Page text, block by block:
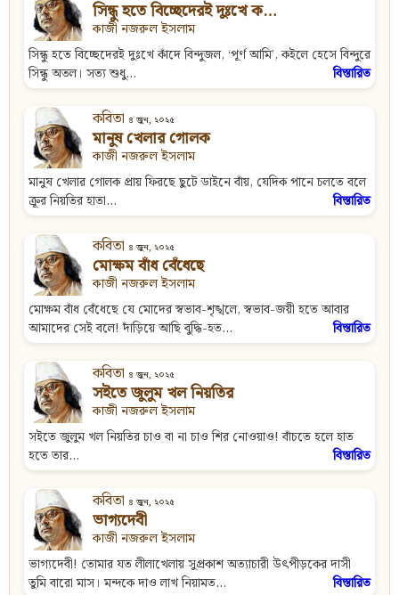
সিন্ধু হতে বিচ্ছেদেরই দুঃখে ক…
কাজী নজরুল ইসলাম
সিন্ধু হতে বিচ্ছেদেরই দুঃখে কাঁদে বিন্দুজল, ‘পূর্ণ আমি’, কইলে হেসে বিন্দুরে
সিন্ধু অতল। সত্য শুধু...
বিস্তারিত
কবিতা ৪ জুন, ২০২৫
মানুষ খেলার গোলক
কাজী নজরুল ইসলাম
মানুষ খেলার গোলক প্রায় ফিরছে ছুটে ডাইনে বাঁয়, যেদিক পানে চলতে বলে
ক্রূর নিয়তির হাতা...
বিস্তারিত
কবিতা ৪ জুন, ২০২৫
মোক্ষম বাঁধ বেঁধেছে
কাজী নজরুল ইসলাম
মোক্ষম বাঁধ বেঁধেছে যে মোদের স্বভাব-শৃঙ্খলে, স্বভাব-জয়ী হতে আবার
আমাদের সেই বলে! দাঁড়িয়ে আছি বুদ্ধি-হত...
বিস্তারিত
কবিতা ৪ জুন, ২০২৫
সইতে জুলুম খল নিয়তির
কাজী নজরুল ইসলাম
সইতে জুলুম খল নিয়তির চাও বা না চাও শির নোওয়াও! বাঁচতে হলে হাত
হতে তার...
বিস্তারিত
কবিতা ৪ জুন, ২০২৫
ভাগ্যদেবী
কাজী নজরুল ইসলাম
ভাগ্যদেবী! তোমার যত লীলাখেলায় সুপ্রকাশ অত্যাচারী উৎপীড়কের দাসী
তুমি বারো মাস। মন্দকে দাও লাখ নিয়ামত...
বিস্তারিত